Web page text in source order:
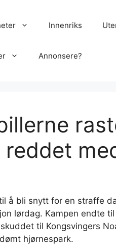
Innenriks
Annonsere?
å bli snytt for en straffe
lørdag. Kampen endte
til Kongsvingers
hjørnespark.